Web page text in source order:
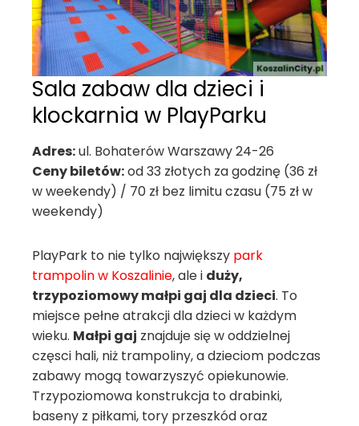
Sala zabaw dla dzieci i
klockarnia w PlayParku
Adres:ul. Bohaterów Warszawy 24-26
Ceny biletów:od 33 złotych za godzinę (36 zł
w weekendy) / 70 zł bez limitu czasu (75 zł w
weekendy)
PlayPark to nie tylko największy park
trampolin w Koszalinie, ale i duży,
trzypoziomowy małpi gaj dla dzieci. To
miejsce pełne atrakcji dla dzieci w każdym
wieku. Małpi gaj znajduje się w oddzielnej
częsci hali, niż trampoliny, a dzieciom podczas
zabawy mogą towarzyszyć opiekunowie.
Trzypoziomowa konstrukcja to drabinki,
baseny z piłkami, tory przeszkód oraz